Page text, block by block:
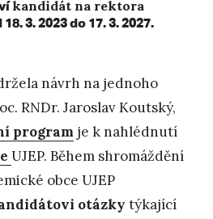
kandidát na rektora
3. 2023 do 17. 3. 2027.
návrh na jednoho
RNDr. Jaroslav Koutský,
program je k nahlédnutí
UJEP. Během shromáždění
obce UJEP
otázky týkající